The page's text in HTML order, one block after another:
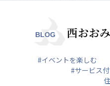
社会福祉法人長寿の森
株式会社 サンガジャパン
株式会社日本遮蔽技研
BLOG 西おお
#イベントを楽しむ
#サービス